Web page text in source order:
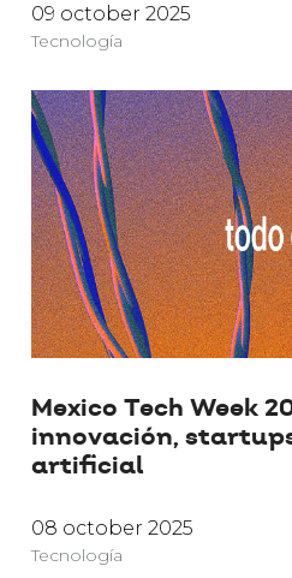
09 october 2025
Tecnología
Mexico Tech Week
innovación,
artificial
08 october 2025
Tecnología